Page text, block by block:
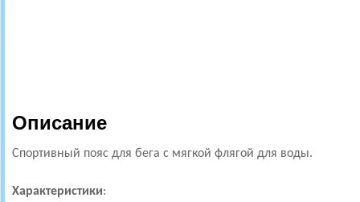
Описание
Спортивный пояс для бега с мягкой флягой для воды.
Характеристики: